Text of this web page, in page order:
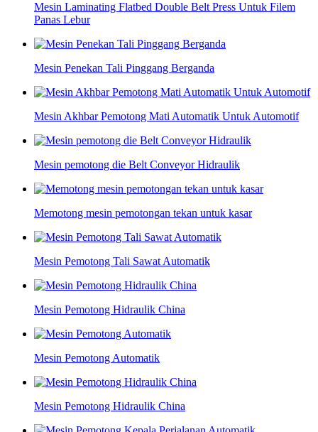
Mesin Laminating Flatbed Double Belt Press Untuk Filem
Panas Lebur
Mesin Penekan Tali Pinggang Berganda
Mesin Akhbar Pemotong Mati Automatik Untuk Automotif
Mesin pemotong die Belt Conveyor Hidraulik
Memotong mesin pemotongan tekan untuk kasar
Mesin Pemotong Tali Sawat Automatik
Mesin Pemotong Hidraulik China
Mesin Pemotong Automatik
Mesin Pemotong Hidraulik China